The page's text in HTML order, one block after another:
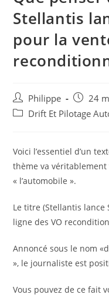
Stellantis
pour la
Auteur/autrice
de
Philippe
Post24
PostDrift Et Pilotage
Voici l’essentiel d’un
thème va
« l’automobile ».
Le titre (Stellantis
ligne des VO
Annoncé sous le nom
», le journaliste est
Vous pouvez de ce fait